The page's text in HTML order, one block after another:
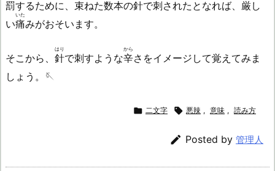
罰するために、 束ねた数本の針で刺されたとなれば、 厳し
い痛
いた
みがおそいます。
そこから、 針
はり
で刺すような辛
から
さをイメージして覚えてみま
しょう。🪡
 二文字  悪辣 , 意味 , 読み方
 Posted by 管理人